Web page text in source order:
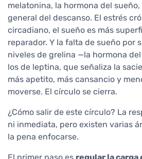
melatonina, la hormona del
general del descanso. El estrés
circadiano, el sueño es más
reparador. Y la falta de sueño por
niveles de grelina —la hormona
los de leptina, que señaliza la
más apetito, más cansancio y
moverse. El círculo se cierra.
¿Cómo salir de este círculo? La
ni inmediata, pero existen varias
la pena enfocarse.